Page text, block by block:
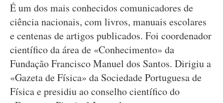
É um dos mais conhecidos comunicadores de
ciência nacionais, com livros, manuais escolares
e centenas de artigos publicados. Foi coordenador
científico da área de «Conhecimento» da
Fundação Francisco Manuel dos Santos. Dirigiu a
«Gazeta de Física» da Sociedade Portuguesa de
Física e presidiu ao conselho científico do